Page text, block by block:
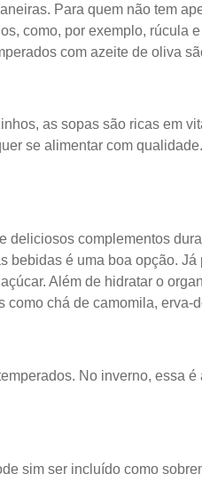
Para quem não tem
como, por exemplo, rúcula
com azeite de oliva
as sopas são ricas em
se alimentar com
deliciosos complementos
bebidas é uma boa opção.
Além de hidratar o
chá de camomila, erva-
No inverno, essa
sim ser incluído como